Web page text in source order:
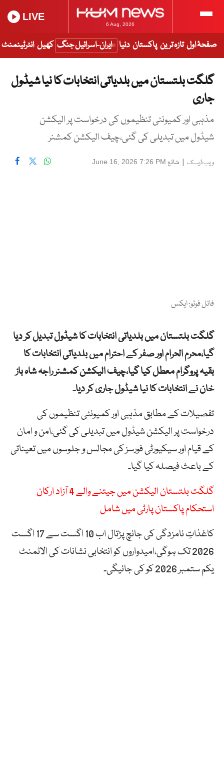
6 Aug, 2026
LIVE
صفحۂ اول تازہ ترین پاکستان دنیا ایران-اسرائیل جنگ کھیل انٹرٹینمنٹ
گلگت بلتستان میں بلدیاتی انتخابات کا نیا شیڈول
جاری
مذہبی اور کمیونٹی تنظیموں کی درخواست پر الیکشن
شیڈول میں تبدیلی کی گئی،چیف الیکشن کمشنر
ویب ڈیسک | شائع June 16, 2026 7:26 PM
فائل فوٹو: ایکس
گلگت بلتستان میں بلدیاتی انتخابات کا شیڈول تبدیل کر دیا
گیا،محرم الحرام اور صفر کے احترام میں بلدیاتی انتخابات کا
بقیہ پروگرام معطل کیا گیا،چیف الیکشن کمشنر راجہ شاہ باز
خان نے انتخابات کا نیا شیڈول جاری کر دیا۔
تفصیلات کے مطابق مذہبی اور کمیونٹی تنظیموں کی
درخواست پر الیکشن شیڈول میں تبدیلی کی گئی،امن و امان
کے قیام اور سیکیورٹی فورسز کی مجالس و جلوسوں میں تعیناتی
کے باعث فیصلہ کیا گیا۔
گلگت بلتستان الیکشن میں جیتنے والے 4 آزاد ارکان
استحکام پاکستان پارٹی میں شامل
کاغذاتِ نامزدگی کی جانچ پڑتال اب 10 اگست سے 17 اگست
2026 تک ہوگی،امیدواروں کو انتخابی نشانات کی الاٹمنٹ
یکم ستمبر 2026 کو کی جائیگی۔